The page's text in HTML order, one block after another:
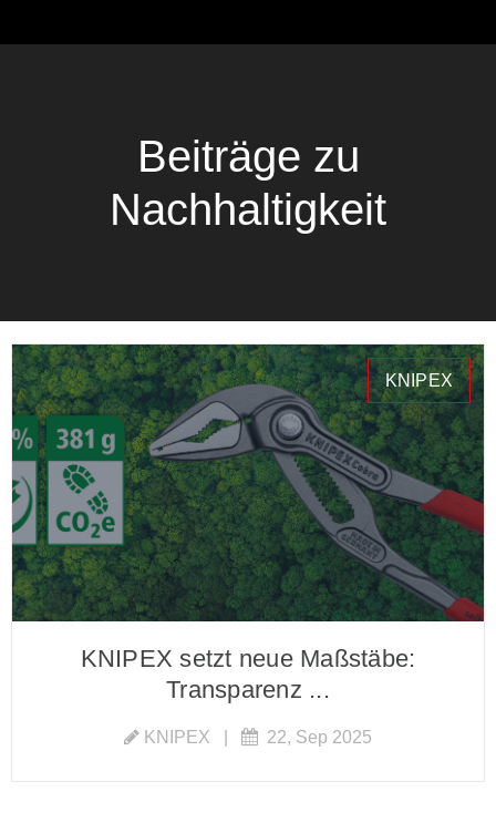
Beiträge zu
Nachhaltigkeit
KNIPEX
KNIPEX setzt neue Maßstäbe:
Transparenz ...
KNIPEX 22, Sep 2025